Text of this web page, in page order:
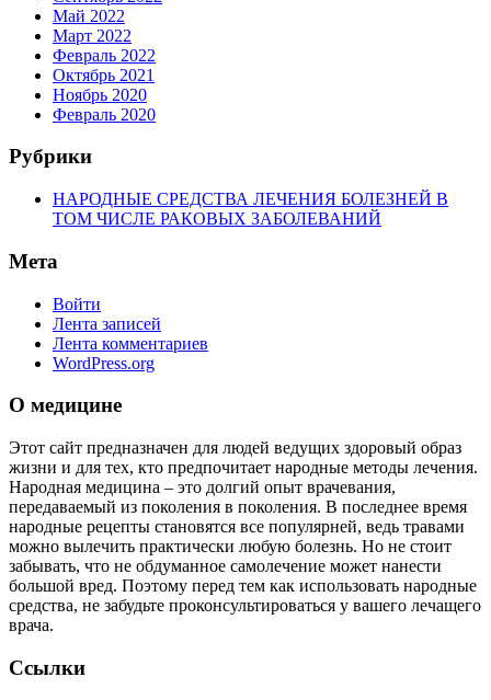
Май 2022
Март 2022
Февраль 2022
Октябрь 2021
Ноябрь 2020
Февраль 2020
Рубрики
НАРОДНЫЕ СРЕДСТВА ЛЕЧЕНИЯ БОЛЕЗНЕЙ В
ТОМ ЧИСЛЕ РАКОВЫХ ЗАБОЛЕВАНИЙ
Мета
Войти
Лента записей
Лента комментариев
WordPress.org
О медицине
Этот сайт предназначен для людей ведущих здоровый образ
жизни и для тех, кто предпочитает народные методы лечения.
Народная медицина – это долгий опыт врачевания,
передаваемый из поколения в поколения. В последнее время
народные рецепты становятся все популярней, ведь травами
можно вылечить практически любую болезнь. Но не стоит
забывать, что не обдуманное самолечение может нанести
большой вред. Поэтому перед тем как использовать народные
средства, не забудьте проконсультироваться у вашего лечащего
врача.
Ссылки